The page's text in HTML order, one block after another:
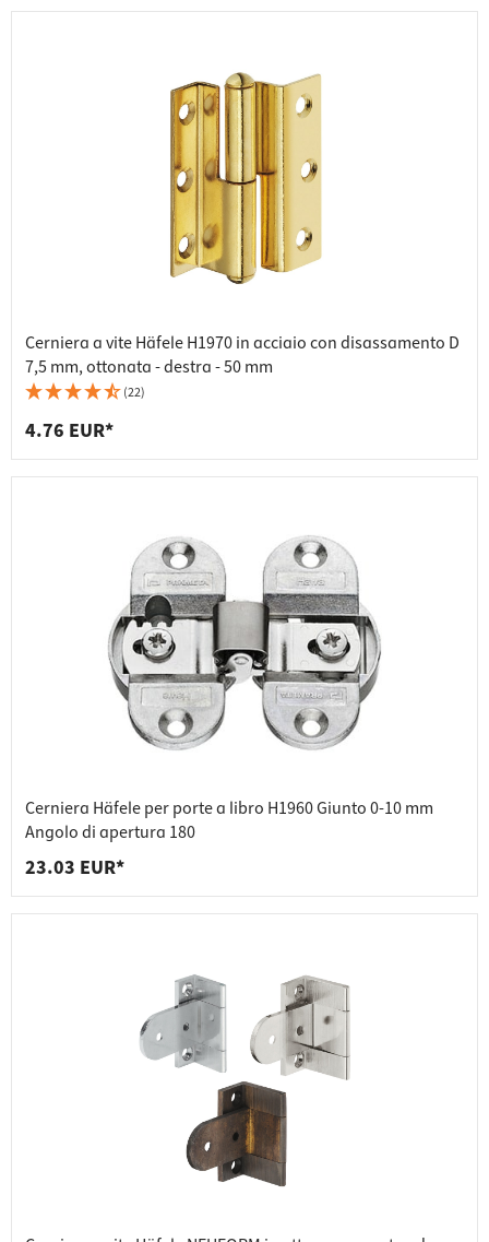
Cerniera a vite Häfele H1970 in acciaio con disassamento D
7,5 mm, ottonata - destra - 50 mm
(22)
4.76 EUR*
Cerniera Häfele per porte a libro H1960 Giunto 0-10 mm
Angolo di apertura 180
23.03 EUR*